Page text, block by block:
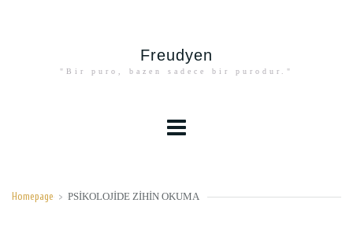
Freudyen
"Bir puro, bazen sadece bir purodur."
Homepage > PSIKOLOJIDE ZIHIN OKUMA